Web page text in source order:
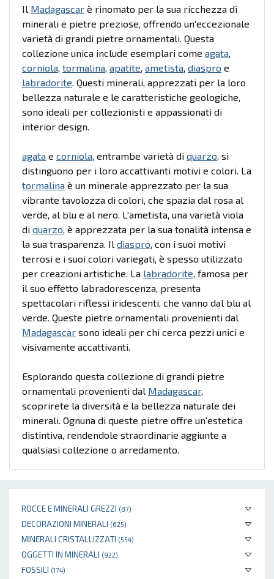
ROCCE E MINERALI GREZZI (87)
DECORAZIONI MINERALI (625)
MINERALI CRISTALLIZZATI (554)
OGGETTI IN MINERALI (922)
FOSSILI (174)
Il Madagascar è rinomato per la sua ricchezza di
minerali e pietre preziose, offrendo un'eccezionale
varietà di grandi pietre ornamentali. Questa
collezione unica include esemplari come agata,
corniola, tormalina, apatite, ametista, diaspro e
labradorite. Questi minerali, apprezzati per la loro
bellezza naturale e le caratteristiche geologiche,
sono ideali per collezionisti e appassionati di
interior design.
agata e corniola, entrambe varietà di quarzo, si
distinguono per i loro accattivanti motivi e colori. La
tormalina è un minerale apprezzato per la sua
vibrante tavolozza di colori, che spazia dal rosa al
verde, al blu e al nero. L'ametista, una varietà viola
di quarzo, è apprezzata per la sua tonalità intensa e
la sua trasparenza. Il diaspro, con i suoi motivi
terrosi e i suoi colori variegati, è spesso utilizzato
per creazioni artistiche. La labradorite, famosa per
il suo effetto labradorescenza, presenta
spettacolari riflessi iridescenti, che vanno dal blu al
verde. Queste pietre ornamentali provenienti dal
Madagascar sono ideali per chi cerca pezzi unici e
visivamente accattivanti.
Esplorando questa collezione di grandi pietre
ornamentali provenienti dal Madagascar,
scoprirete la diversità e la bellezza naturale dei
minerali. Ognuna di queste pietre offre un'estetica
distintiva, rendendole straordinarie aggiunte a
qualsiasi collezione o arredamento.